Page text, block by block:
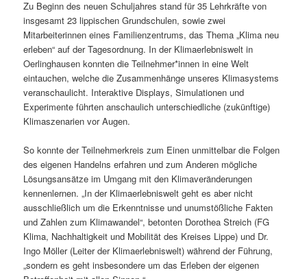
Zu Beginn des neuen Schuljahres stand für 35 Lehrkräfte von
insgesamt 23 lippischen Grundschulen, sowie zwei
Mitarbeiterinnen eines Familienzentrums, das Thema „Klima neu
erleben“ auf der Tagesordnung. In der Klimaerlebniswelt in
Oerlinghausen konnten die Teilnehmer*innen in eine Welt
eintauchen, welche die Zusammenhänge unseres Klimasystems
veranschaulicht. Interaktive Displays, Simulationen und
Experimente führten anschaulich unterschiedliche (zukünftige)
Klimaszenarien vor Augen.
So konnte der Teilnehmerkreis zum Einen unmittelbar die Folgen
des eigenen Handelns erfahren und zum Anderen mögliche
Lösungsansätze im Umgang mit den Klimaveränderungen
kennenlernen. „In der Klimaerlebniswelt geht es aber nicht
ausschließlich um die Erkenntnisse und unumstößliche Fakten
und Zahlen zum Klimawandel“, betonten Dorothea Streich (FG
Klima, Nachhaltigkeit und Mobilität des Kreises Lippe) und Dr.
Ingo Möller (Leiter der Klimaerlebniswelt) während der Führung,
„sondern es geht insbesondere um das Erleben der eigenen